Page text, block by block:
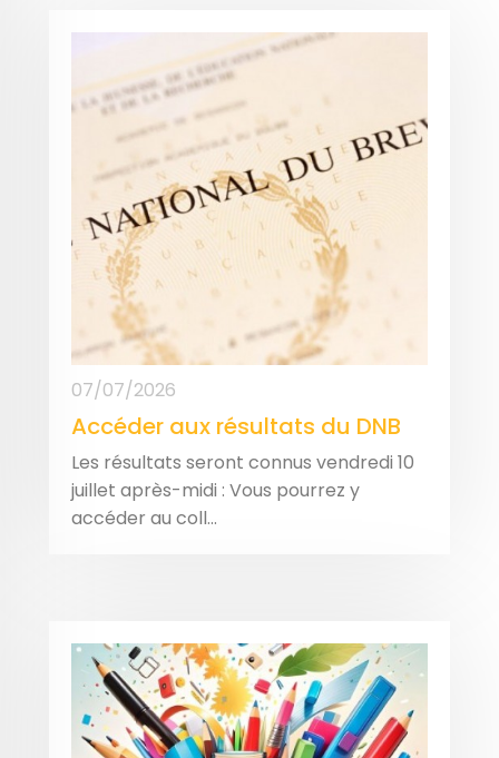
07/07/2026
Accéder aux résultats du DNB
Les résultats seront connus vendredi 10
juillet après-midi : Vous pourrez y
accéder au coll...